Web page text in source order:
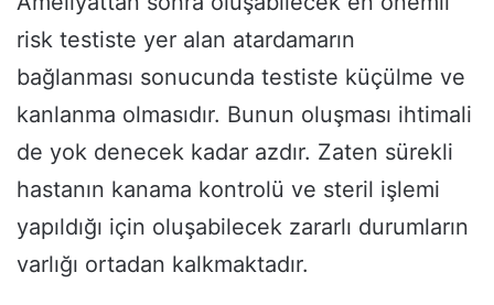
risk testiste yer alan atardamarın
bağlanması sonucunda testiste küçülme ve
kanlanma olmasıdır. Bunun oluşması ihtimali
de yok denecek kadar azdır. Zaten sürekli
hastanın kanama kontrolü ve steril işlemi
yapıldığı için oluşabilecek zararlı durumların
varlığı ortadan kalkmaktadır.